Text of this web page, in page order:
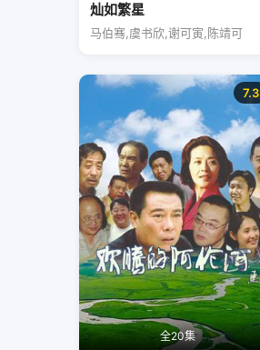
灿如繁星
马伯骞,虞书欣,谢可寅,陈靖可
7.3
全20集